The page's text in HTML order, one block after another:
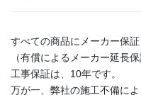
すべての商品にメーカー保
（有償によるメーカー延長
工事保証は、10年です。
万が一、弊社の施工不備に